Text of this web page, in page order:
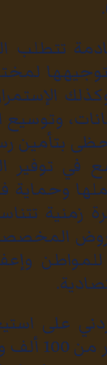
تتطلب
في توفير
وحماية
زمنية
على
الداخلين